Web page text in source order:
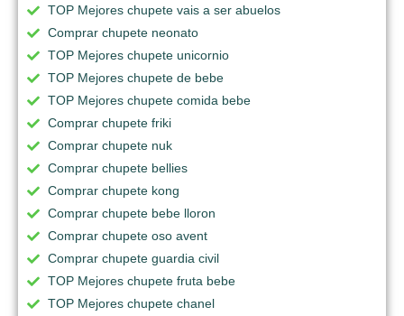
TOP Mejores chupete vais a ser abuelos
Comprar chupete neonato
TOP Mejores chupete unicornio
TOP Mejores chupete de bebe
TOP Mejores chupete comida bebe
Comprar chupete friki
Comprar chupete nuk
Comprar chupete bellies
Comprar chupete kong
Comprar chupete bebe lloron
Comprar chupete oso avent
Comprar chupete guardia civil
TOP Mejores chupete fruta bebe
TOP Mejores chupete chanel